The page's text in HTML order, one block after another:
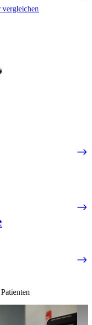
vergleichen